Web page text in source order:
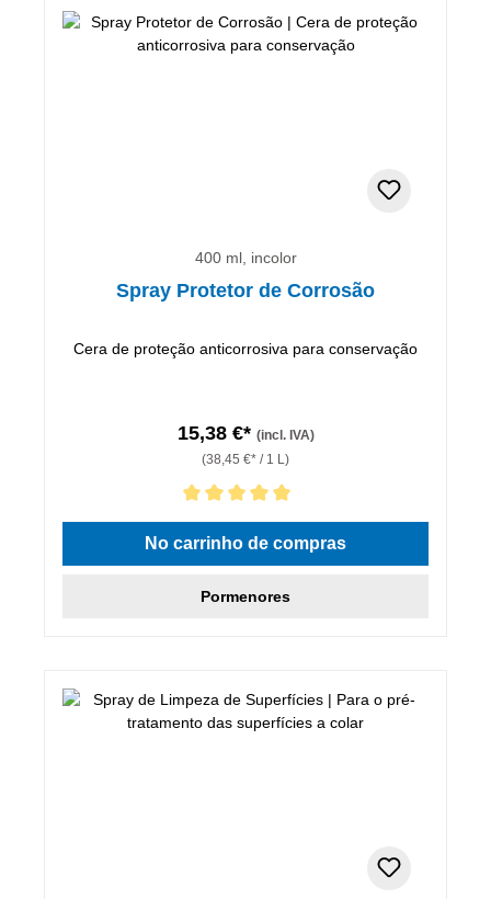
400 ml, incolor
Spray Protetor de Corrosão
Cera de proteção anticorrosiva para conservação
15,38 €* (incl. IVA)
(38,45 €* / 1 L)
Classificação média de 5 de 5 estrelas
No carrinho de compras
Pormenores